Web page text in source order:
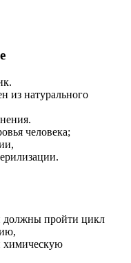
из натурального
человека;
должны пройти цикл
химическую